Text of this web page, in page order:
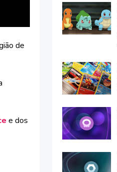
de
e dos